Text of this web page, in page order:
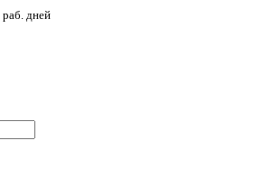
раб. дней